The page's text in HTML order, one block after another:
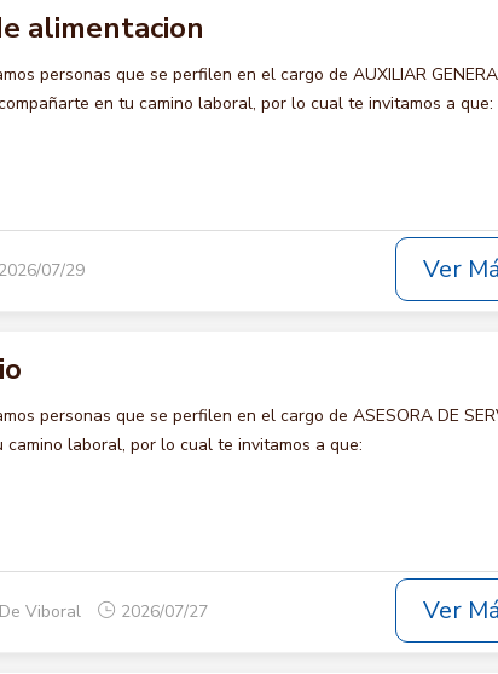
alimentacion
personas que se perfilen en el cargo de AUXILIAR
en tu camino laboral, por lo cual te invitamos a que:
2026/07/29 Ver
personas que se perfilen en el cargo de ASESORA DE
laboral, por lo cual te invitamos a que:
Viboral 2026/07/27 Ver